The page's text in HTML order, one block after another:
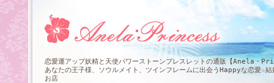
恋愛運アップ妖精と天使パワーストーンブレスレットの通販【Anela・
あなたの王子様、ソウルメイト、ツインフレームに出会うHappyな恋愛☆
お店